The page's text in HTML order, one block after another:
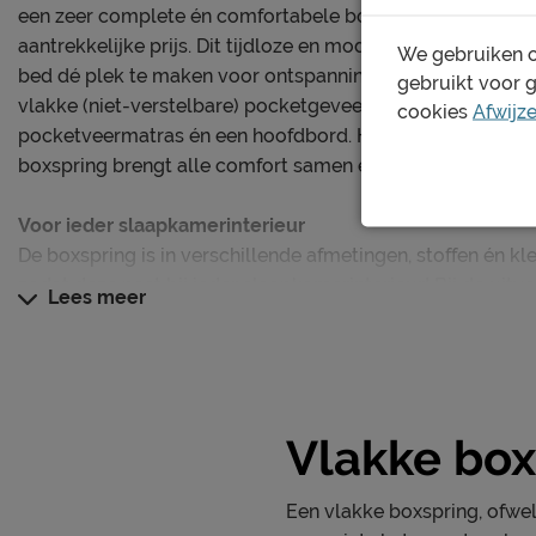
een zeer complete én comfortabele boxspring in je
aantrekkelijke prijs. Dit tijdloze en moderne
bed dé plek te maken voor ontspanning! De
vlakke (niet-verstelbare) pocketgeveerde boxen met
pocketveermatras én een hoofdbord. Het strakke en
boxspring brengt alle comfort samen én laat je genieten
Voor ieder slaapkamerinterieur
De boxspring is in verschillende afmetingen, stoffen én
zodat deze past bij ieder slaapkamerinterieur! Bij de
Pocketveermatras Silver Pocket Deluxe Foam
matras is een echte uitblinker! Het zal je niet
Door de pocketveren wordt jouw lichaam perfect
Lees meer
Vlakke
Een vlakke boxspring,
We gebruiken
gebruikt voor
cookies